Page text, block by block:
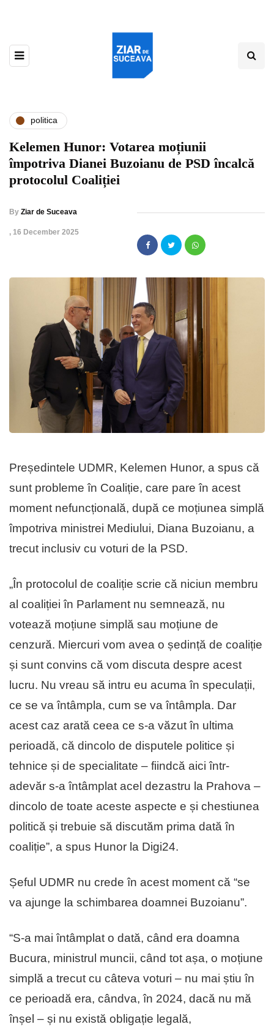
politica
Kelemen Hunor: Votarea moțiunii
împotriva Dianei Buzoianu de PSD încalcă
protocolul Coaliției
By Ziar de Suceava
, 16 December 2025
Președintele UDMR, Kelemen Hunor, a spus că
sunt probleme în Coaliție, care pare în acest
moment nefuncțională, după ce moțiunea simplă
împotriva ministrei Mediului, Diana Buzoianu, a
trecut inclusiv cu voturi de la PSD.
„În protocolul de coaliție scrie că niciun membru
al coaliției în Parlament nu semnează, nu
votează moțiune simplă sau moțiune de
cenzură. Miercuri vom avea o ședință de coaliție
și sunt convins că vom discuta despre acest
lucru. Nu vreau să intru eu acuma în speculații,
ce se va întâmpla, cum se va întâmpla. Dar
acest caz arată ceea ce s-a văzut în ultima
perioadă, că dincolo de disputele politice și
tehnice și de specialitate – fiindcă aici într-
adevăr s-a întâmplat acel dezastru la Prahova –
dincolo de toate aceste aspecte e și chestiunea
politică și trebuie să discutăm prima dată în
coaliție”, a spus Hunor la Digi24.
Șeful UDMR nu crede în acest moment că “se
va ajunge la schimbarea doamnei Buzoianu”.
“S-a mai întâmplat o dată, când era doamna
Bucura, ministrul muncii, când tot așa, o moțiune
simplă a trecut cu câteva voturi – nu mai știu în
ce perioadă era, cândva, în 2024, dacă nu mă
înșel – și nu există obligație legală,